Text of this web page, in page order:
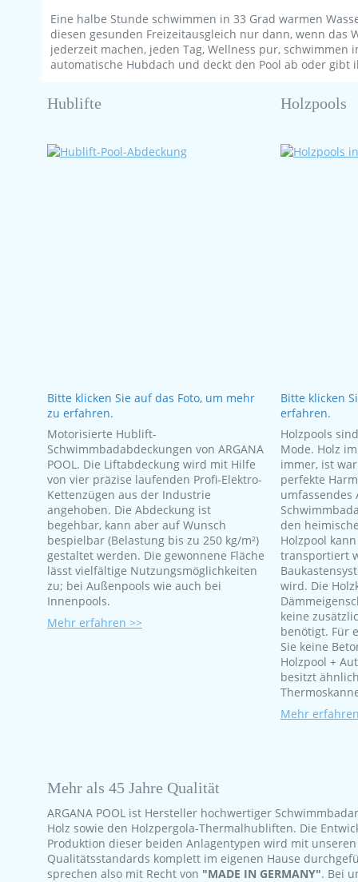
Eine halbe Stunde schwimmen in 33 Grad warmen
diesen gesunden Freizeitausgleich nur dann, wenn
jederzeit machen, jeden Tag, Wellness pur,
automatische Hubdach und deckt den Pool ab oder gibt
Hublifte
Bitte klicken Sie auf das Foto, um mehr
zu erfahren.
Motorisierte Hublift-
Schwimmbadabdeckungen von ARGANA
POOL. Die Liftabdeckung wird mit Hilfe
von vier präzise laufenden Profi-Elektro-
Kettenzügen aus der Industrie
angehoben. Die Abdeckung ist
begehbar, kann aber auf Wunsch
bespielbar (Belastung bis zu 250 kg/m²)
gestaltet werden. Die gewonnene Fläche
lässt vielfältige Nutzungsmöglichkeiten
zu; bei Außenpools wie auch bei
Innenpools.
Mehr erfahren >>
Holzpools
Bitte klicken
erfahren.
Holzpools
Mode. Holz
immer, ist
perfekte
umfassendes
den
Holzpool
transportiert
wird. Die
keine
benötigt. Für
Sie keine
Holzpool +
besitzt
Mehr
Mehr als 45 Jahre Qualität
ARGANA POOL ist Hersteller hochwertiger
Holz sowie den Holzpergola-Thermalhubliften. Die
Produktion dieser beiden Anlagentypen wird mit
Qualitätsstandards komplett im eigenen Hause
sprechen also mit Recht von "MADE IN GERMANY". Bei